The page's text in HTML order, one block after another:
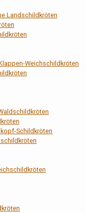
Landschildkröten
Weichschildkröten
Schildkröten